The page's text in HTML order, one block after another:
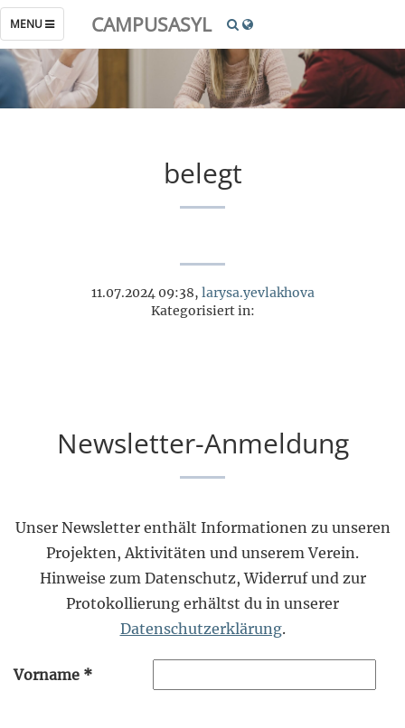
TOGGLE
NAVIGATION
MENU CAMPUSASYL
belegt
11.07.2024 09:38, larysa.yevlakhova
Kategorisiert in:
Newsletter-Anmeldung
Unser Newsletter enthält Informationen zu unseren
Projekten, Aktivitäten und unserem Verein.
Hinweise zum Datenschutz, Widerruf und zur
Protokollierung erhältst du in unserer
Datenschutzerklärung.
Vorname *